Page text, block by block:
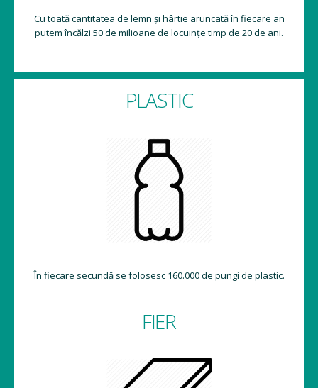
Cu toată cantitatea de lemn și hârtie aruncată în fiecare an
putem încălzi 50 de milioane de locuințe timp de 20 de ani.
PLASTIC
În fiecare secundă se folosesc 160.000 de pungi de plastic.
FIER